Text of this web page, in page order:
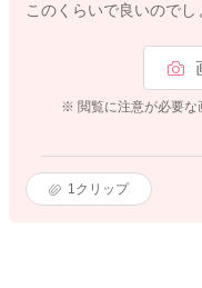
このくらいで良いのでし
※ 閲覧に注意が必要な
1 クリップ